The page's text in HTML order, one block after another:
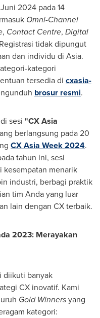
2024 pada 14
Omni-Channel
, Contact Centre, Digital
tidak dipungut
dan individu di Asia.
kategori
tersedia di cxasia-
brosur resmi.
sesi "CX Asia
berlangsung pada 20
CX Asia Week 2024.
tahun ini, sesi
kesempatan menarik
industri, berbagi praktik
tim Anda yang luar
lain dengan CX terbaik.
2023: Merayakan
diikuti banyak
CX inovatif. Kami
Gold Winnersyang
kategori: